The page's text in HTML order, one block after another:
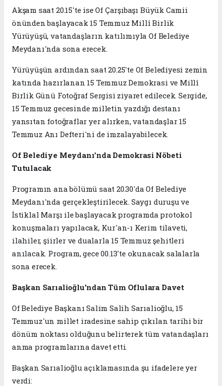
Akşam saat 20.15'te ise Of Çarşıbaşı Büyük Camii
önünden başlayacak 15 Temmuz Millî Birlik
Yürüyüşü, vatandaşların katılımıyla Of Belediye
Meydanı'nda sona erecek.
Yürüyüşün ardından saat 20.25'te Of Belediyesi zemin
katında hazırlanan 15 Temmuz Demokrasi ve Millî
Birlik Günü Fotoğraf Sergisi ziyaret edilecek. Sergide,
15 Temmuz gecesinde milletin yazdığı destanı
yansıtan fotoğraflar yer alırken, vatandaşlar 15
Temmuz Anı Defteri'ni de imzalayabilecek.
Of Belediye Meydanı'nda Demokrasi Nöbeti
Tutulacak
Programın ana bölümü saat 20.30'da Of Belediye
Meydanı'nda gerçekleştirilecek. Saygı duruşu ve
İstiklal Marşı ile başlayacak programda protokol
konuşmaları yapılacak, Kur'an-ı Kerim tilaveti,
ilahiler, şiirler ve dualarla 15 Temmuz şehitleri
anılacak. Program, gece 00.13'te okunacak salalarla
sona erecek.
Başkan Sarıalioğlu'ndan Tüm Oflulara Davet
Of Belediye Başkanı Salim Salih Sarıalioğlu, 15
Temmuz'un millet iradesine sahip çıkılan tarihi bir
dönüm noktası olduğunu belirterek tüm vatandaşları
anma programlarına davet etti.
Başkan Sarıalioğlu açıklamasında şu ifadelere yer
verdi: